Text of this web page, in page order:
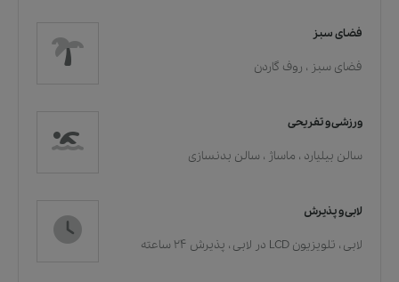
فضای سبز
فضای سبز ، روف گاردن
ورزشی و تفریحی
سالن بیلیارد ، ماساژ ، سالن بدنسازی
لابی و پذیرش
لابی ، تلویزیون LCD در لابی ، پذیرش 24 ساعته